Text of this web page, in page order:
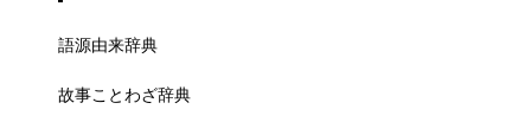
語源由来辞典
故事ことわざ辞典